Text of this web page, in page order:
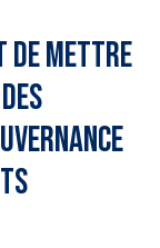
de mettre